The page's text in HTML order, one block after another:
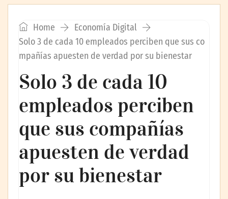
Home
Economía Digital
Solo 3 de cada 10 empleados perciben que sus co
mpañías apuesten de verdad por su bienestar
Solo 3 de cada 10
empleados perciben
que sus compañías
apuesten de verdad
por su bienestar